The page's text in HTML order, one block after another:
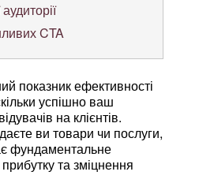
CTA
показник ефективності
успішно ваш
на клієнтів.
ви товари чи послуги,
фундаментальне
та зміцнення